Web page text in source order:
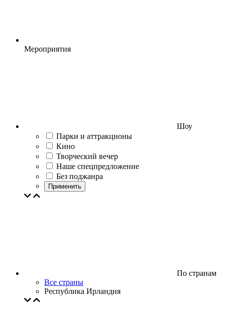
Мероприятия
Шоу
Парки и аттракционы
Кино
Творческий вечер
Наше спецпредложение
Без поджанра
Применить
По странам
Все страны
Республика Ирландия